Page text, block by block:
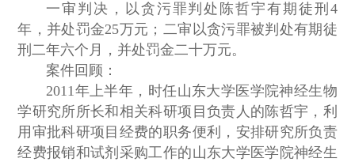
一审判决，以贪污罪判处陈哲宇有期徒刑4
年，并处罚金25万元；二审以贪污罪被判处有期徒
刑二年六个月，并处罚金二十万元。
案件回顾：
2011年上半年，时任山东大学医学院神经生物
学研究所所长和相关科研项目负责人的陈哲宇，利
用审批科研项目经费的职务便利，安排研究所负责
经费报销和试剂采购工作的山东大学医学院神经生